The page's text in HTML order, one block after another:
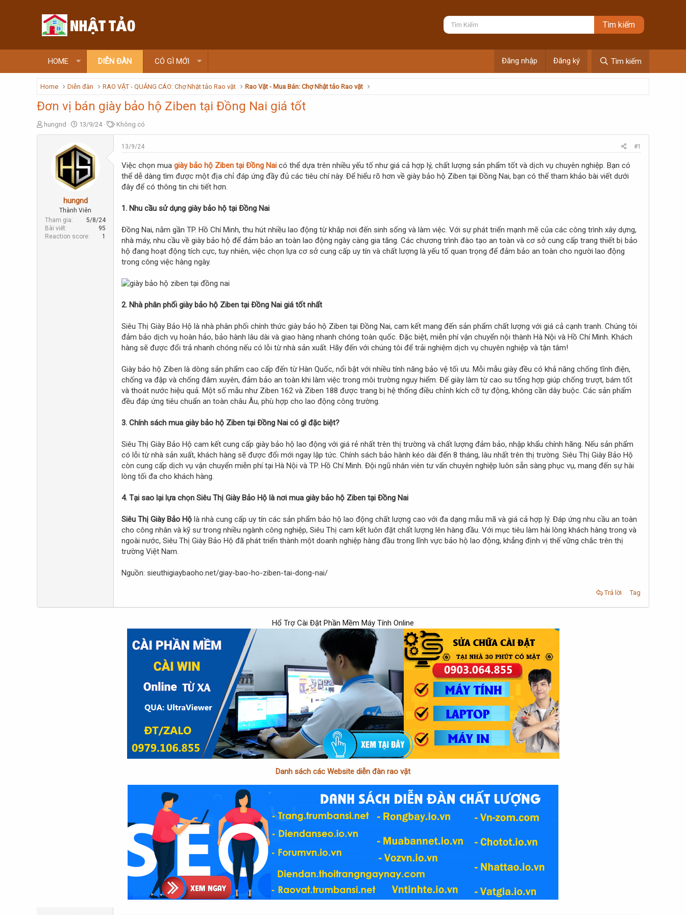
HOME DIỄN ĐÀN CÓ GÌ MỚI Đăng nhập Đăng ký Tìm kiếm
Home Diễn đàn RAO VẶT - QUẢNG CÁO: Chợ Nhật tảo Rao vặt Rao Vặt - Mua Bán: Chợ Nhật tảo Rao vặt
Đơn vị bán giày bảo hộ Ziben tại Đồng Nai giá tốt
T
h
t
e
hungnd
N
g
y
g
ử
i
13/9/24
T
ừ
Không có
hungnd
Thành Viên
Tham gia
5/8/24
Bài viết
95
Reaction score
1
13/9/24 #1
Việc chọn mua giày bảo hộ Ziben tại Đồng Nai có thể dựa trên nhiều yếu tố như giá cả hợp lý, chất lượng sản phẩm tốt và dịch vụ chuyên nghiệp. Bạn có
thể dễ dàng tìm được một địa chỉ đáp ứng đầy đủ các tiêu chí này. Để hiểu rõ hơn về giày bảo hộ Ziben tại Đồng Nai, bạn có thể tham khảo bài viết dưới
đây để có thông tin chi tiết hơn.
1. Nhu cầu sử dụng giày bảo hộ tại Đồng Nai
Đồng Nai, nằm gần TP. Hồ Chí Minh, thu hút nhiều lao động từ khắp nơi đến sinh sống và làm việc. Với sự phát triển mạnh mẽ của các công trình xây dựng,
nhà máy, nhu cầu về giày bảo hộ để đảm bảo an toàn lao động ngày càng gia tăng. Các chương trình đào tạo an toàn và cơ sở cung cấp trang thiết bị bảo
hộ đang hoạt động tích cực, tuy nhiên, việc chọn lựa cơ sở cung cấp uy tín và chất lượng là yếu tố quan trọng để đảm bảo an toàn cho người lao động
trong công việc hàng ngày.
2. Nhà phân phối giày bảo hộ Ziben tại Đồng Nai giá tốt nhất
Siêu Thị Giày Bảo Hộ là nhà phân phối chính thức giày bảo hộ Ziben tại Đồng Nai, cam kết mang đến sản phẩm chất lượng với giá cả cạnh tranh. Chúng tôi
đảm bảo dịch vụ hoàn hảo, bảo hành lâu dài và giao hàng nhanh chóng toàn quốc. Đặc biệt, miễn phí vận chuyển nội thành Hà Nội và Hồ Chí Minh. Khách
hàng sẽ được đổi trả nhanh chóng nếu có lỗi từ nhà sản xuất. Hãy đến với chúng tôi để trải nghiệm dịch vụ chuyên nghiệp và tận tâm!
Giày bảo hộ Ziben là dòng sản phẩm cao cấp đến từ Hàn Quốc, nổi bật với nhiều tính năng bảo vệ tối ưu. Mỗi mẫu giày đều có khả năng chống tĩnh điện,
chống va đập và chống đâm xuyên, đảm bảo an toàn khi làm việc trong môi trường nguy hiểm. Đế giày làm từ cao su tổng hợp giúp chống trượt, bám tốt
và thoát nước hiệu quả. Một số mẫu như Ziben 162 và Ziben 188 được trang bị hệ thống điều chỉnh kích cỡ tự động, không cần dây buộc. Các sản phẩm
đều đáp ứng tiêu chuẩn an toàn châu Âu, phù hợp cho lao động công trường.
3. Chính sách mua giày bảo hộ Ziben tại Đồng Nai có gì đặc biệt?
Siêu Thị Giày Bảo Hộ cam kết cung cấp giày bảo hộ lao động với giá rẻ nhất trên thị trường và chất lượng đảm bảo, nhập khẩu chính hãng. Nếu sản phẩm
có lỗi từ nhà sản xuất, khách hàng sẽ được đổi mới ngay lập tức. Chính sách bảo hành kéo dài đến 8 tháng, lâu nhất trên thị trường. Siêu Thị Giày Bảo Hộ
còn cung cấp dịch vụ vận chuyển miễn phí tại Hà Nội và TP. Hồ Chí Minh. Đội ngũ nhân viên tư vấn chuyên nghiệp luôn sẵn sàng phục vụ, mang đến sự hài
lòng tối đa cho khách hàng.
4. Tại sao lại lựa chọn Siêu Thị Giày Bảo Hộ là nơi mua giày bảo hộ Ziben tại Đồng Nai
Siêu Thị Giày Bảo Hộ là nhà cung cấp uy tín các sản phẩm bảo hộ lao động chất lượng cao với đa dạng mẫu mã và giá cả hợp lý. Đáp ứng nhu cầu an toàn
cho công nhân và kỹ sư trong nhiều ngành công nghiệp, Siêu Thị cam kết luôn đặt chất lượng lên hàng đầu. Với mục tiêu làm hài lòng khách hàng trong và
ngoài nước, Siêu Thị Giày Bảo Hộ đã phát triển thành một doanh nghiệp hàng đầu trong lĩnh vực bảo hộ lao động, khẳng định vị thế vững chắc trên thị
trường Việt Nam.
Nguồn: sieuthigiaybaoho.net/giay-bao-ho-ziben-tai-dong-nai/
Trả lời Tag
Hổ Trợ Cài Đặt Phần Mềm Máy Tính Online
Danh sách các Website diễn đàn rao vặt